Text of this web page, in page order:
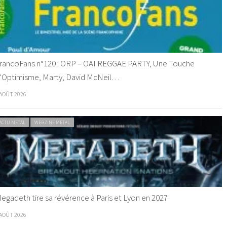
n°120 : ORP – OAI REGGAE PARTY, Une Touche
Marty, David McNeil…
2026
METAL WEBZINE METAL
tire sa révérence à Paris et Lyon en 2027
2026